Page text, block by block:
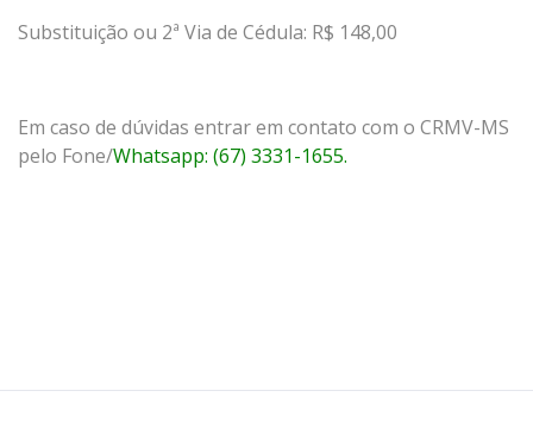
Substituição ou 2ª Via de Cédula: R$ 148,00
Em caso de dúvidas entrar em contato com o CRMV-MS
pelo Fone/Whatsapp: (67) 3331-1655.